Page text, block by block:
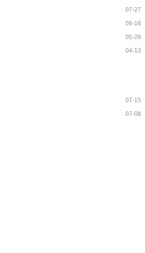
07-27
06-16
05-28
04-13
07-15
07-08